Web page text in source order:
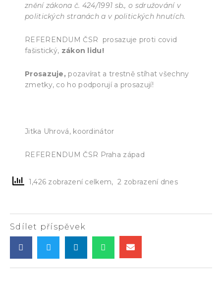
znění zákona č. 424/1991 sb., o sdružování v
politických stranách a v politických hnutích.
REFERENDUM ČSR prosazuje proti covid
fašistický, zákon lidu!
Prosazuje, pozavírat a trestně stíhat všechny
zmetky, co ho podporují a prosazují!
Jitka Uhrová, koordinátor
REFERENDUM ČSR Praha západ
1,426 zobrazení celkem, 2 zobrazení dnes
Sdílet příspěvek